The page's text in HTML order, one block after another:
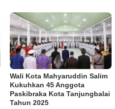
Wali Kota Mahyaruddin Salim
Kukuhkan 45 Anggota
Paskibraka Kota Tanjungbalai
Tahun 2025